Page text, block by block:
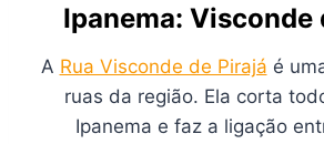
Ipanema: Visconde
A Rua Visconde de Pirajá é
ruas da região. Ela corta
Ipanema e faz a ligação